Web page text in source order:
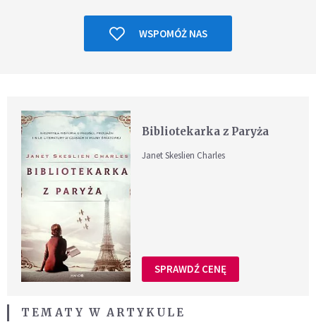
WSPOMÓŻ NAS
Bibliotekarka z Paryża
Janet Skeslien Charles
SPRAWDŹ CENĘ
TEMATY W ARTYKULE